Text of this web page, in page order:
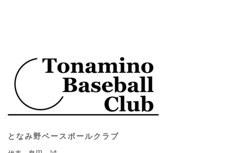
となみ野ベースボールクラブ